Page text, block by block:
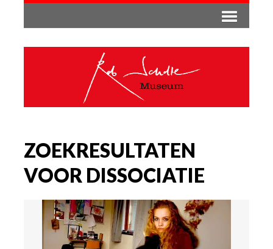
ZOEKRESULTATEN
VOOR DISSOCIATIE